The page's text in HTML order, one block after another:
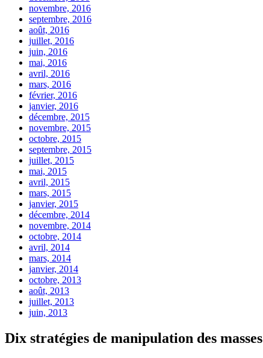
novembre, 2016
septembre, 2016
août, 2016
juillet, 2016
juin, 2016
mai, 2016
avril, 2016
mars, 2016
février, 2016
janvier, 2016
décembre, 2015
novembre, 2015
octobre, 2015
septembre, 2015
juillet, 2015
mai, 2015
avril, 2015
mars, 2015
janvier, 2015
décembre, 2014
novembre, 2014
octobre, 2014
avril, 2014
mars, 2014
janvier, 2014
octobre, 2013
août, 2013
juillet, 2013
juin, 2013
Dix stratégies de manipulation des masses